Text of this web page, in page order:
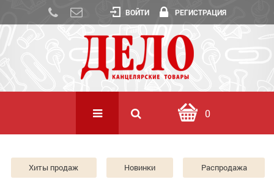
ВОЙТИ РЕГИСТРАЦИЯ
0
Хиты продаж Новинки Распродажа